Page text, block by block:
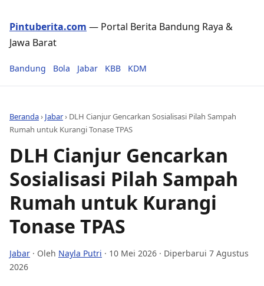
Pintuberita.com — Portal Berita Bandung Raya &
Jawa Barat
Bandung Bola Jabar KBB KDM
Beranda› Jabar› DLH Cianjur Gencarkan Sosialisasi Pilah Sampah
Rumah untuk Kurangi Tonase TPAS
DLH Cianjur Gencarkan
Sosialisasi Pilah Sampah
Rumah untuk Kurangi
Tonase TPAS
Jabar · Oleh Nayla Putri · 10 Mei 2026 · Diperbarui 7 Agustus
2026